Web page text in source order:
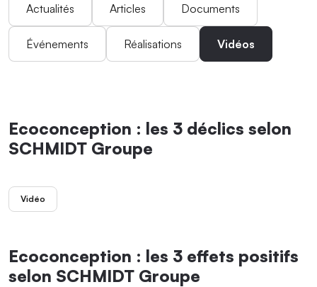
Actualités Articles Documents
Événements Réalisations Vidéos
Ecoconception : les 3 déclics selon
SCHMIDT Groupe
Vidéo
Ecoconception : les 3 effets positifs
selon SCHMIDT Groupe